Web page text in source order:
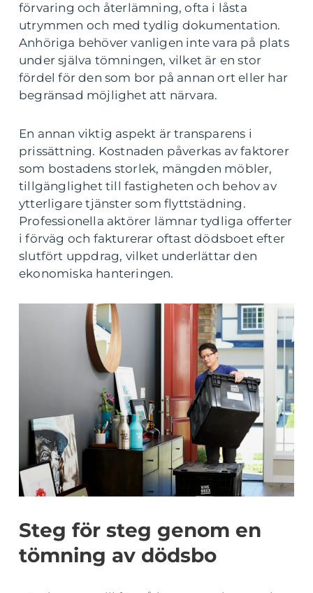
förvaring och återlämning, ofta i låsta
utrymmen och med tydlig dokumentation.
Anhöriga behöver vanligen inte vara på plats
under själva tömningen, vilket är en stor
fördel för den som bor på annan ort eller har
begränsad möjlighet att närvara.
En annan viktig aspekt är transparens i
prissättning. Kostnaden påverkas av faktorer
som bostadens storlek, mängden möbler,
tillgänglighet till fastigheten och behov av
ytterligare tjänster som flyttstädning.
Professionella aktörer lämnar tydliga offerter
i förväg och fakturerar oftast dödsboet efter
slutfört uppdrag, vilket underlättar den
ekonomiska hanteringen.
Steg för steg genom en
tömning av dödsbo